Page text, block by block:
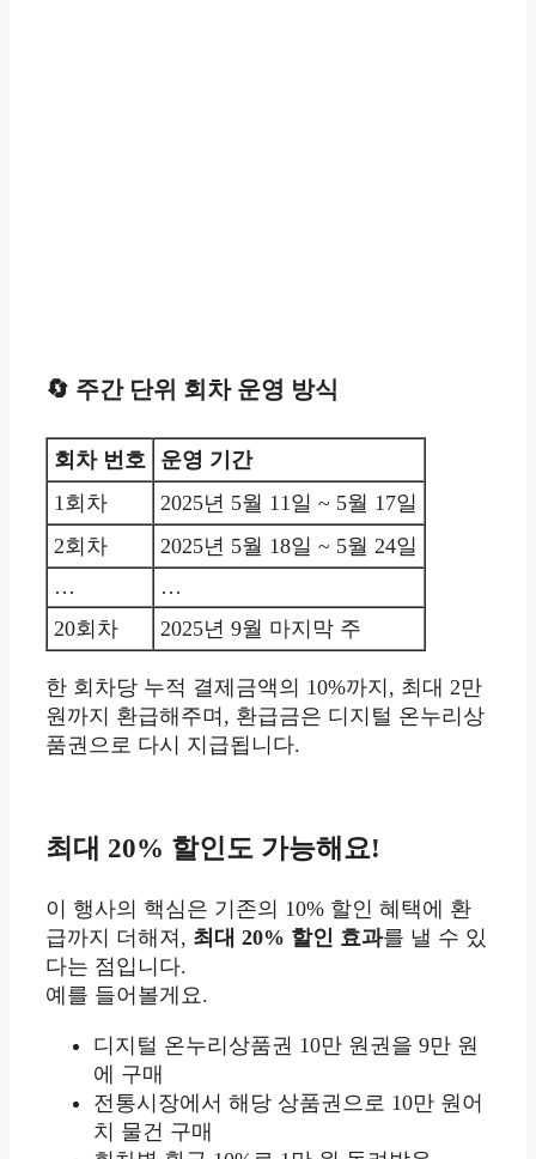
🔄 주간 단위 회차 운영 방식
회차 번호
운영 기간
1회차
2025년 5월 11일 ~ 5월 17일
2회차
2025년 5월 18일 ~ 5월 24일
…
…
20회차
2025년 9월 마지막 주
한 회차당 누적 결제금액의 10%까지, 최대 2만
원까지 환급해주며, 환급금은 디지털 온누리상
품권으로 다시 지급됩니다.
최대 20% 할인도 가능해요!
이 행사의 핵심은 기존의 10% 할인 혜택에 환
급까지 더해져, 최대 20% 할인 효과를 낼 수 있
다는 점입니다.
예를 들어볼게요.
디지털 온누리상품권 10만 원권을 9만 원
에 구매
전통시장에서 해당 상품권으로 10만 원어
치 물건 구매